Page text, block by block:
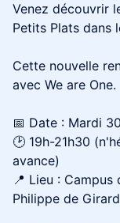
Venez découvrir
Petits Plats dans
Cette nouvelle
avec We are One.
📅 Date : Mardi
🕑 19h-21h30
avance)
📍 Lieu : Campus
Philippe de